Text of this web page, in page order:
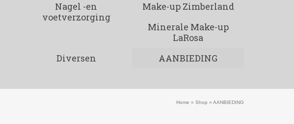
Nagel -en
voetverzorging
Make-up Zimberland
Minerale Make-up
LaRosa
Diversen
AANBIEDING
Home » Shop » AANBIEDING